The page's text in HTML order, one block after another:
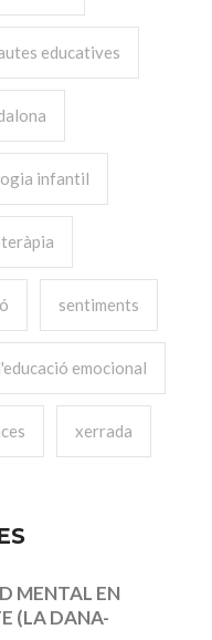
educatives
infantil
sentiments
emocional
xerrada
MENTAL EN
(LA DANA-